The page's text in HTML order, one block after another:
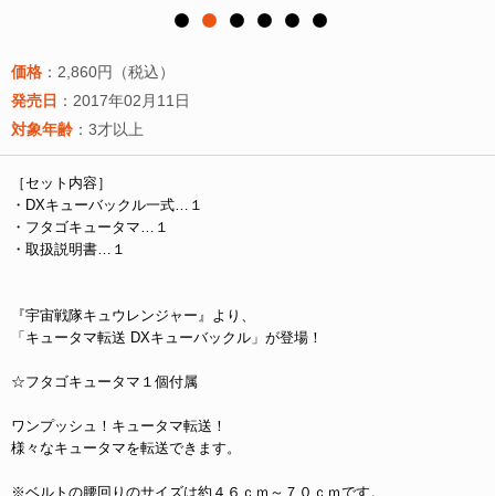
価格 ：2,860円（税込）
発売日 ：2017年02月11日
対象年齢 ：3才以上
［セット内容］
・DXキューバックル一式…１
・フタゴキュータマ…１
・取扱説明書…１
『宇宙戦隊キュウレンジャー』より、
「キュータマ転送 DXキューバックル」が登場！
☆フタゴキュータマ１個付属
ワンプッシュ！キュータマ転送！
様々なキュータマを転送できます。
※ベルトの腰回りのサイズは約４６ｃｍ～７０ｃｍです。